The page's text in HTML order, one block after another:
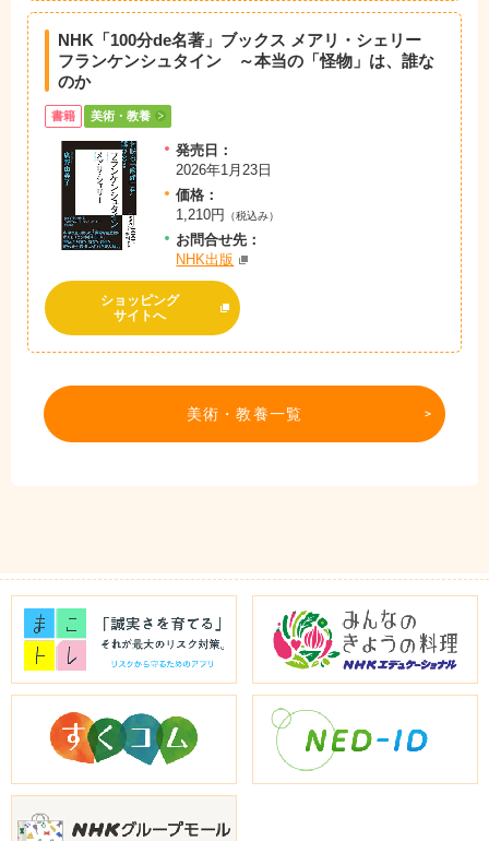
NHK「100分de名著」ブックス メアリ・シェリー
フランケンシュタイン ～本当の「怪物」は、誰な
のか
書籍 美術・教養
発売日：
2026年1月23日
価格：
1,210円
（税込み）
お問合せ先：
NHK出版
ショッピング
サイトへ
美術・教養一覧